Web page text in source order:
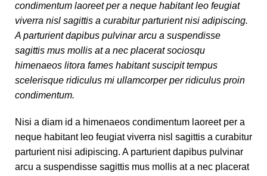
condimentum laoreet per a neque habitant leo feugiat
viverra nisl sagittis a curabitur parturient nisi adipiscing.
A parturient dapibus pulvinar arcu a suspendisse
sagittis mus mollis at a nec placerat sociosqu
himenaeos litora fames habitant suscipit tempus
scelerisque ridiculus mi ullamcorper per ridiculus proin
condimentum.
Nisi a diam id a himenaeos condimentum laoreet per a
neque habitant leo feugiat viverra nisl sagittis a curabitur
parturient nisi adipiscing. A parturient dapibus pulvinar
arcu a suspendisse sagittis mus mollis at a nec placerat